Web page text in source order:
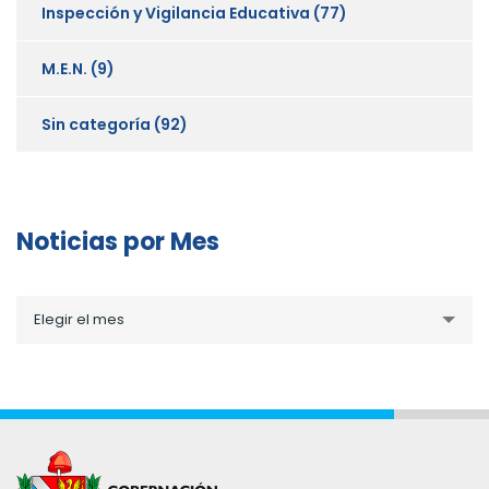
Inspección y Vigilancia Educativa (77)
M.E.N. (9)
Sin categoría (92)
Noticias por Mes
porElegir el mes